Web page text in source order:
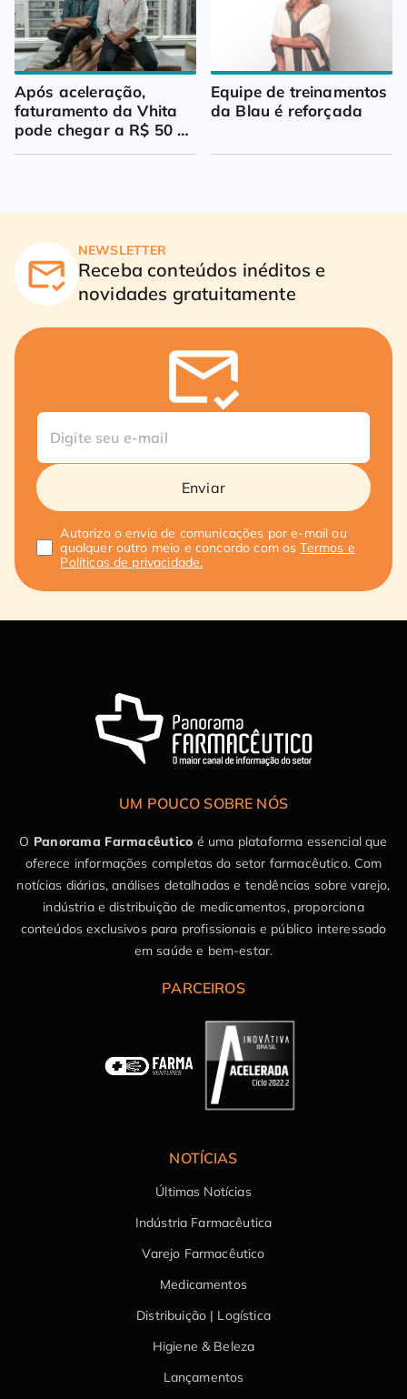
Após aceleração,
faturamento da Vhita
pode chegar a R$ 50
milhões
Equipe de treinamentos
da Blau é reforçada
NEWSLETTER
Receba conteúdos inéditos e
novidades gratuitamente
Enviar
Autorizo o envio de comunicações por e-mail ou
qualquer outro meio e concordo com osTermos e
Políticas de privacidade.
UM POUCO SOBRE NÓS
O Panorama Farmacêutico é uma plataforma essencial que
oferece informações completas do setor farmacêutico. Com
notícias diárias, análises detalhadas e tendências sobre varejo,
indústria e distribuição de medicamentos, proporciona
conteúdos exclusivos para profissionais e público interessado
em saúde e bem-estar.
PARCEIROS
NOTÍCIAS
Últimas Notícias
Indústria Farmacêutica
Varejo Farmacêutico
Medicamentos
Distribuição | Logística
Higiene & Beleza
Lançamentos